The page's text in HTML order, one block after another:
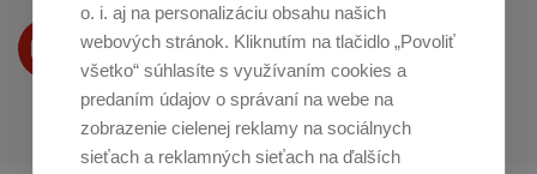
o. i. aj na personalizáciu obsahu našich
webových stránok. Kliknutím na tlačidlo „Povoliť
všetko“ súhlasíte s využívaním cookies a
predaním údajov o správaní na webe na
zobrazenie cielenej reklamy na sociálnych
sieťach a reklamných sieťach na ďalších
Produkty Vám predstavujeme
na Youtube